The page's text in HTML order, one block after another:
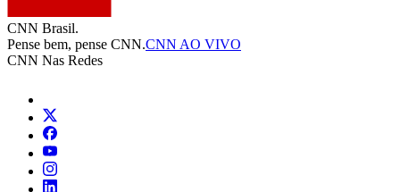
CNN Brasil.
Pense bem, pense CNN.CNN AO VIVO
CNN Nas Redes